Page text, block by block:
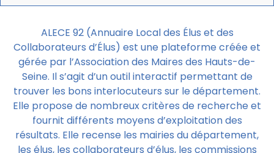
ALECE 92 (Annuaire Local des Élus et des
Collaborateurs d’Élus) est une plateforme créée et
gérée par l’Association des Maires des Hauts-de-
Seine. Il s’agit d’un outil interactif permettant de
trouver les bons interlocuteurs sur le département.
Elle propose de nombreux critères de recherche et
fournit différents moyens d’exploitation des
résultats. Elle recense les mairies du département,
les élus, les collaborateurs d’élus, les commissions